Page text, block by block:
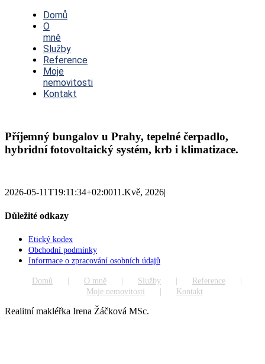
NavigationDomů
O
mně
Služby
Reference
Moje
nemovitosti
Kontakt
Příjemný bungalov u Prahy, tepelné čerpadlo,
hybridní fotovoltaický systém, krb i klimatizace.
2026-05-11T19:11:34+02:0011.Kvě, 2026|
Důležité odkazy
Etický kodex
Obchodní podmínky
Informace o zpracování osobních údajů
Domů O mně Služby
Reference
Moje nemovitosti
Kontakt
Realitní makléřka Irena Žáčková MSc.